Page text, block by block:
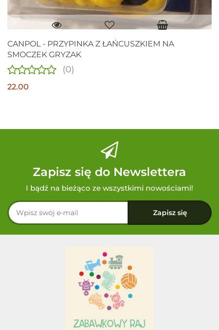
CANPOL - PRZYPINKA Z ŁAŃCUSZKIEM NA
SMOCZEK GRYZAK
(0)
22.00
Zapisz się do Newslettera
I bądź na bieżąco ze wszystkimi nowościami!